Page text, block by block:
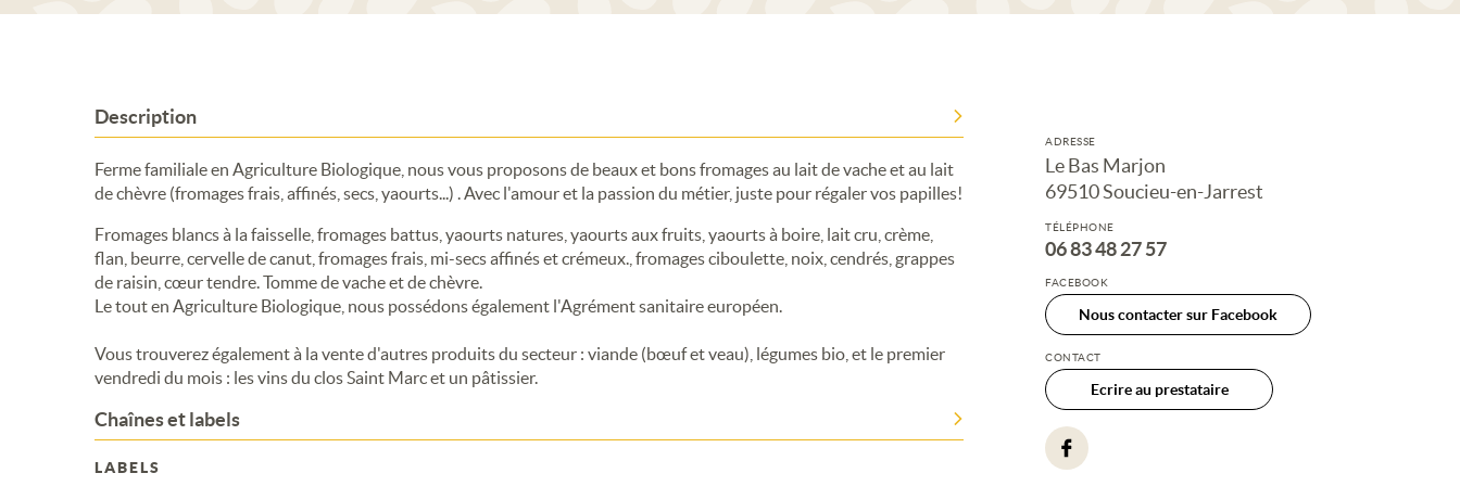
Description
Ferme familiale en Agriculture Biologique, nous vous proposons de beaux et bons fromages au lait de vache et au lait
de chèvre (fromages frais, affinés, secs, yaourts...) . Avec l'amour et la passion du métier, juste pour régaler vos papilles!
Fromages blancs à la faisselle, fromages battus, yaourts natures, yaourts aux fruits, yaourts à boire, lait cru, crème,
flan, beurre, cervelle de canut, fromages frais, mi-secs affinés et crémeux., fromages ciboulette, noix, cendrés, grappes
de raisin, cœur tendre. Tomme de vache et de chèvre.
Le tout en Agriculture Biologique, nous possédons également l'Agrément sanitaire européen.
Vous trouverez également à la vente d'autres produits du secteur : viande (bœuf et veau), légumes bio, et le premier
vendredi du mois : les vins du clos Saint Marc et un pâtissier.
Chaînes et labels
LABELS
ADRESSE
Le Bas Marjon
69510 Soucieu-en-Jarrest
TÉLÉPHONE
06 83 48 27 57
FACEBOOK
Nous contacter sur Facebook
CONTACT
Ecrire au prestataire